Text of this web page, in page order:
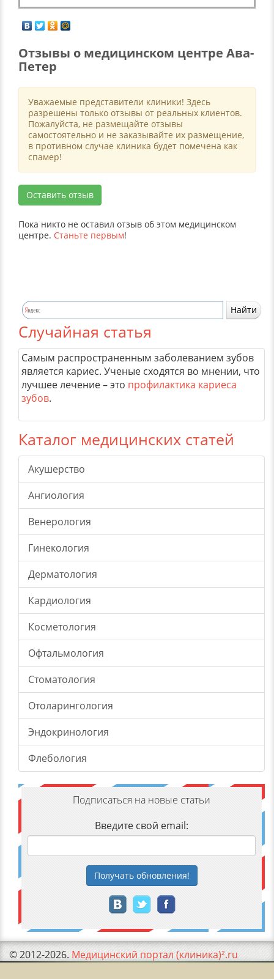
Отзывы о медицинском центре Ава-
Петер
Уважаемые представители клиники! Здесь
разрешены только отзывы от реальных клиентов.
Пожалуйста, не размещайте отзывы
самостоятельно и не заказывайте их размещение,
в противном случае клиника будет помечена как
спамер!
Оставить отзыв
Пока никто не оставил отзыв об этом медицинском
центре. Станьте первым!
Случайная статья
Самым распространенным заболеванием зубов
является кариес. Ученые сходятся во мнении, что
лучшее лечение – это профилактика кариеса
зубов.
Каталог медицинских статей
Акушерство
Ангиология
Венерология
Гинекология
Дерматология
Кардиология
Косметология
Офтальмология
Стоматология
Отоларингология
Эндокринология
Флебология
Подписаться на новые статьи
Введите свой email:
Получатьобновления!
© 2012-2026. Медицинский портал (клиника)².ru